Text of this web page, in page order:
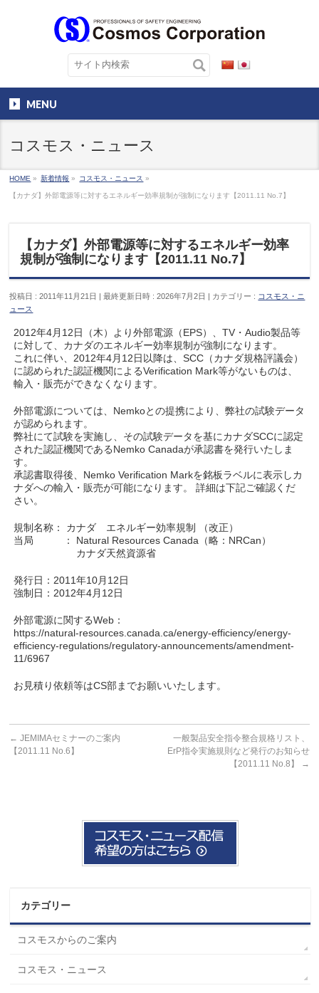
MENU
コスモス・ニュース
HOME » 新着情報 » コスモス・ニュース »
【カナダ】外部電源等に対するエネルギー効率規制が強制になります【2011.11 No.7】
【カナダ】外部電源等に対するエネルギー効率
規制が強制になります【2011.11 No.7】
投稿日 : 2011年11月21日 最終更新日時 : 2026年7月2日 カテゴリー : コスモス・ニ
ュース
2012年4月12日（木）より外部電源（EPS）、TV・Audio製品等
に対して、カナダのエネルギー効率規制が強制になります。
これに伴い、2012年4月12日以降は、SCC（カナダ規格評議会）
に認められた認証機関によるVerification Mark等がないものは、
輸入・販売ができなくなります。
外部電源については、Nemkoとの提携により、弊社の試験データ
が認められます。
弊社にて試験を実施し、その試験データを基にカナダSCCに認定
された認証機関であるNemko Canadaが承認書を発行いたしま
す。
承認書取得後、Nemko Verification Markを銘板ラベルに表示しカ
ナダへの輸入・販売が可能になります。 詳細は下記ご確認くだ
さい。
規制名称： カナダ エネルギー効率規制 （改正）
当局 ： Natural Resources Canada（略：NRCan）
カナダ天然資源省
発行日：2011年10月12日
強制日：2012年4月12日
外部電源に関するWeb：
https://natural-resources.canada.ca/energy-efficiency/energy-
efficiency-regulations/regulatory-announcements/amendment-
11/6967
お見積り依頼等はCS部までお願いいたします。
← JEMIMAセミナーのご案内
【2011.11 No.6】
一般製品安全指令整合規格リスト、
ErP指令実施規則など発行のお知らせ
【2011.11 No.8】
→
カテゴリー
コスモスからのご案内
コスモス・ニュース